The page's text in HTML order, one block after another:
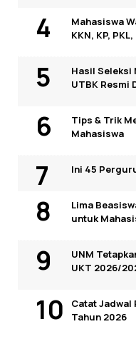
Mahasiswa
KKN, KP,
Hasil Seleksi
UTBK Resmi
Tips & Trik
Mahasiswa
Ini 45
Lima
untuk
UNM
UKT 2026/
Catat Jadwal
Tahun 2026